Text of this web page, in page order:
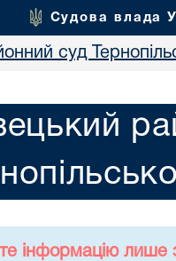
Судова влада
суд
інформацію лише